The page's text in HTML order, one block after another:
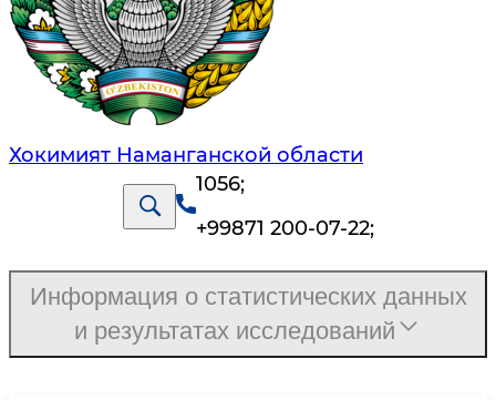
Хокимият Наманганской области
1056;
+99871 200-07-22;
Информация о статистических данных
и результатах исследований